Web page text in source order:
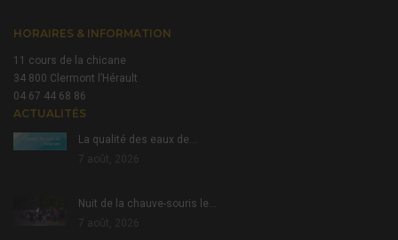
HORAIRES & INFORMATION
11 cours de la chicane
34 800 Clermont l’Hérault
04 67 44 68 86
ACTUALITÉS
La qualité des eaux de…
Nuit de la chauve-souris le…